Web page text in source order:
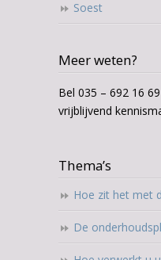
Soest
Meer weten?
Bel 035 – 692 16
vrijblijvend
Thema’s
Hoe zit het met
De